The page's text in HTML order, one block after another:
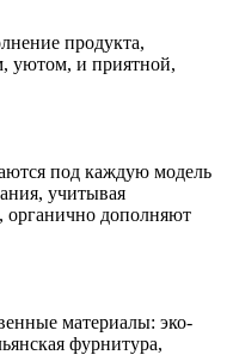
продукта,
уютом, и приятной,
под каждую модель
учитывая
органично дополняют
материалы: эко-
фурнитура,